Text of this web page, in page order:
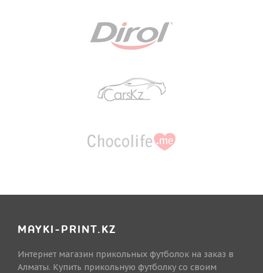
MAYKI-PRINT.KZ
Интернет магазин прикольных футболок на заказ в
Алматы. Купить прикольную футболку со своим